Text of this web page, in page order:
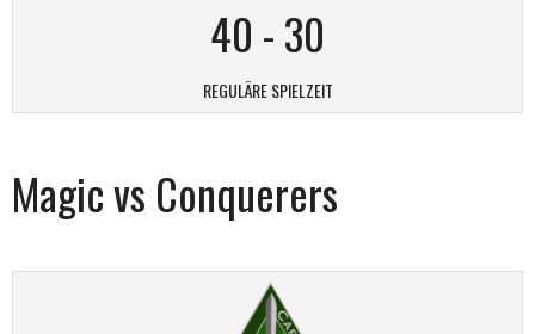
40 -30
REGULÄRE SPIELZEIT
Magic vs Conquerers